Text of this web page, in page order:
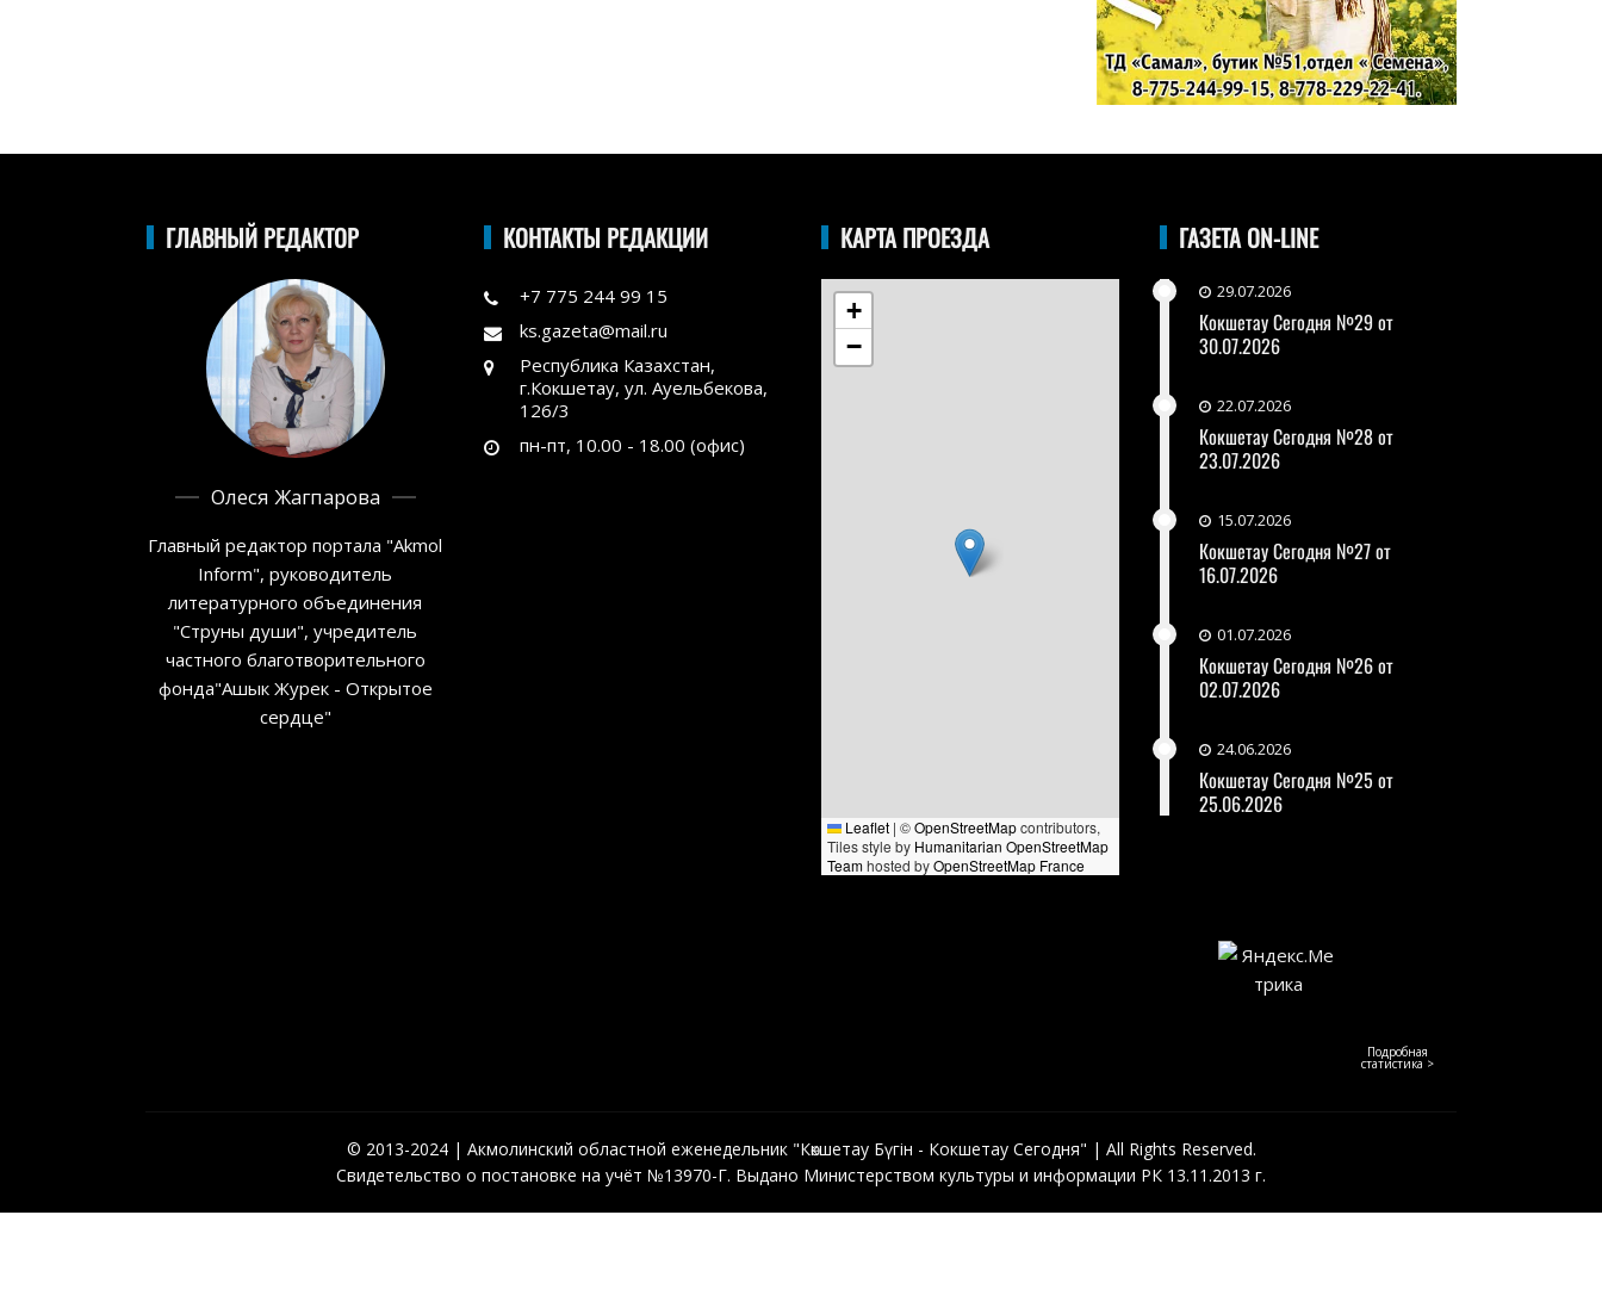
ГЛАВНЫЙ РЕДАКТОР
Олеся Жагпарова
Главный редактор портала "Akmol
Inform", руководитель
литературного объединения
"Струны души", учредитель
частного благотворительного
фонда"Ашык Журек - Открытое
сердце"
КОНТАКТЫ РЕДАКЦИИ
+7 775 244 99 15
ks.gazeta@mail.ru
Республика Казахстан,
г.Кокшетау, ул. Ауельбекова,
126/3
пн-пт, 10.00 - 18.00 (офис)
КАРТА ПРОЕЗДА
+
−
Leaflet | ©OpenStreetMapcontributors,
Tiles style by Humanitarian OpenStreetMap
Teamhosted byOpenStreetMap France
ГАЗЕТА ON-LINE
29.07.2026
Кокшетау Сегодня №29 от
30.07.2026
22.07.2026
Кокшетау Сегодня №28 от
23.07.2026
15.07.2026
Кокшетау Сегодня №27 от
16.07.2026
01.07.2026
Кокшетау Сегодня №26 от
02.07.2026
24.06.2026
Кокшетау Сегодня №25 от
25.06.2026
Подробная
статистика >
© 2013-2024 | Акмолинский областной еженедельник "Көкшетау Бүгін - Кокшетау Сегодня" | All Rights Reserved.
Свидетельство о постановке на учёт №13970-Г. Выдано Министерством культуры и информации РК 13.11.2013 г.